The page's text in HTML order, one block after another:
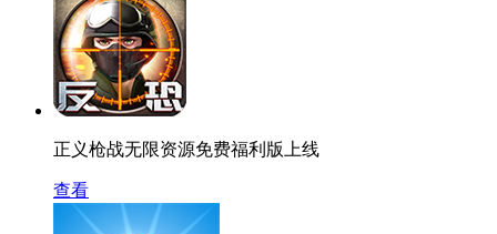
正义枪战无限资源免费福利版上线
查看